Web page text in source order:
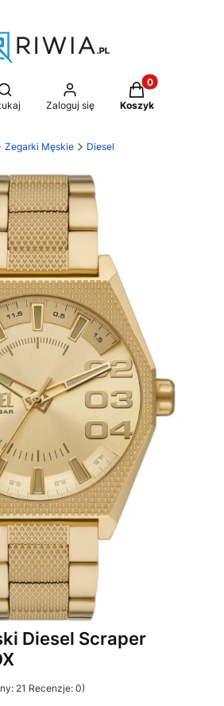
Otwórz wyszukiwarkę
Zaloguj się
Produkty w
Koszyk
Zegarki Męskie Diesel
Diesel Scraper
21 Recenzje: 0)